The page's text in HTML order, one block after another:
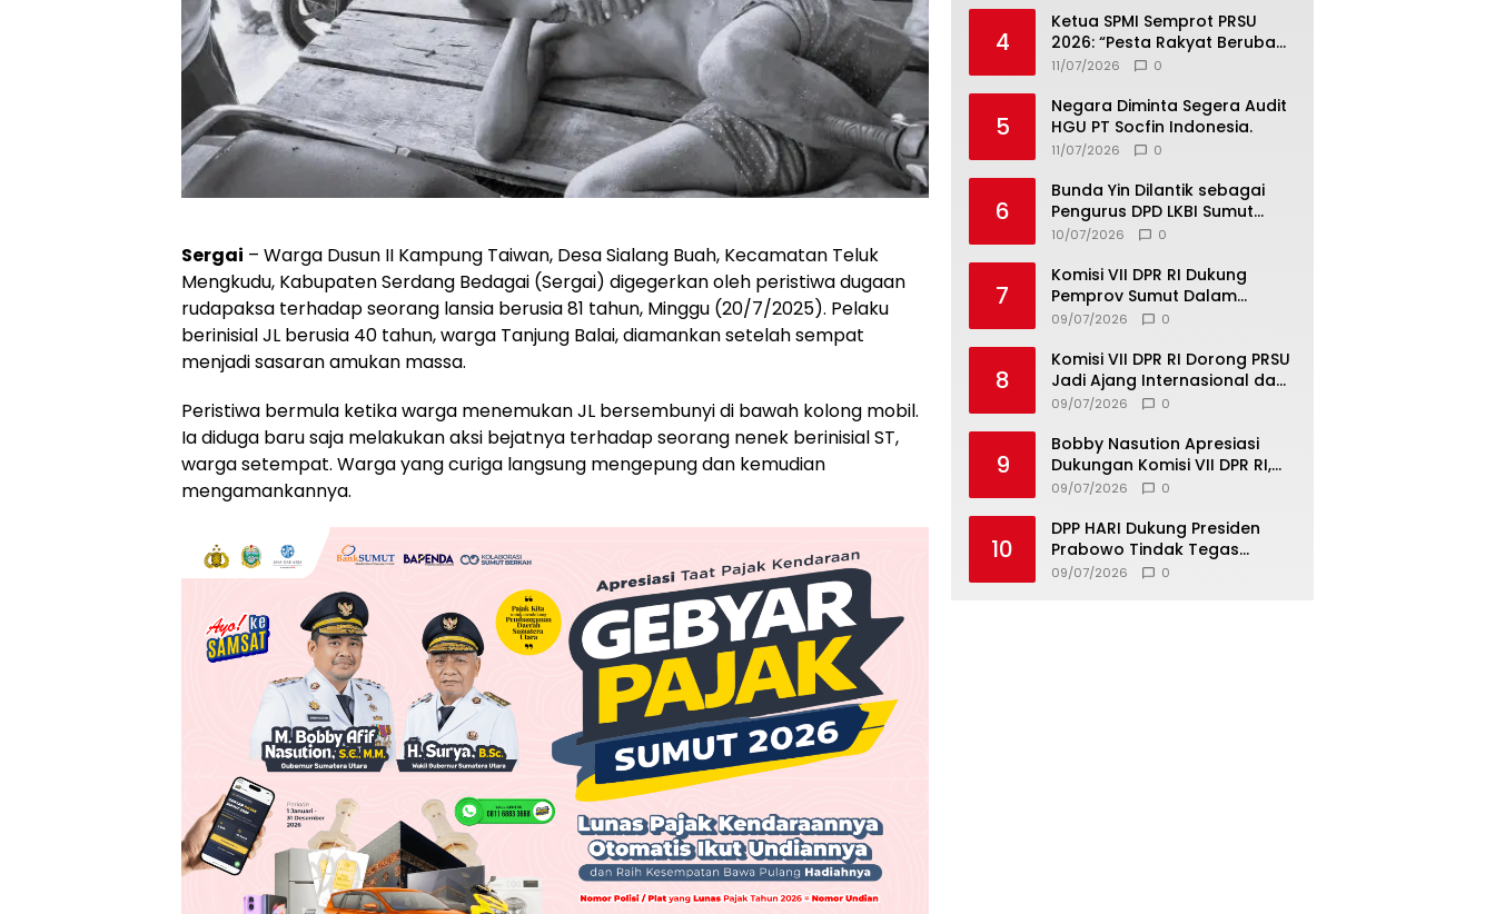
Sergai – Warga Dusun II Kampung Taiwan, Desa Sialang Buah, Kecamatan Teluk
Mengkudu, Kabupaten Serdang Bedagai (Sergai) digegerkan oleh peristiwa dugaan
rudapaksa terhadap seorang lansia berusia 81 tahun, Minggu (20/7/2025). Pelaku
berinisial JL berusia 40 tahun, warga Tanjung Balai, diamankan setelah sempat
menjadi sasaran amukan massa.
Peristiwa bermula ketika warga menemukan JL bersembunyi di bawah kolong mobil.
Ia diduga baru saja melakukan aksi bejatnya terhadap seorang nenek berinisial ST,
warga setempat. Warga yang curiga langsung mengepung dan kemudian
mengamankannya.
4
Ketua SPMI Semprot PRSU
2026: “Pesta Rakyat Berubah
Jadi Ajang Bisnis, Target 300
Slogan”
11/07/2026 0
5
Negara Diminta Segera Audit
HGU PT Socfin Indonesia.
11/07/2026 0
6
Bunda Yin Dilantik sebagai
Pengurus DPD LKBI Sumut
2026–2031, Tegaskan
dan Kerukunan
10/07/2026 0
7
Komisi VII DPR RI Dukung
Pemprov Sumut Dalam
Pemberantasan Pungli di
09/07/2026 0
8
Komisi VII DPR RI Dorong PRSU
Jadi Ajang Internasional dan
Pusat Investasi Sumut
09/07/2026 0
9
Bobby Nasution Apresiasi
Dukungan Komisi VII DPR RI,
Dorong PRSU Masuk Kalender
09/07/2026 0
10
DPP HARI Dukung Presiden
Prabowo Tindak Tegas
Pelaku Korupsi Tanpa Tebang
09/07/2026 0